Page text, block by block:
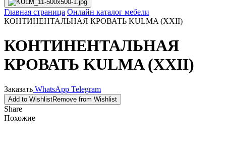
Главная страница Онлайн каталог мебели
КОНТИНЕНТАЛЬНАЯ КРОВАТЬ KULMA (XXII)
КОНТИНЕНТАЛЬНАЯ
КРОВАТЬ KULMA (XXII)
Заказать WhatsApp Telegram
Add to WishlistRemove from Wishlist
Share
Похожие